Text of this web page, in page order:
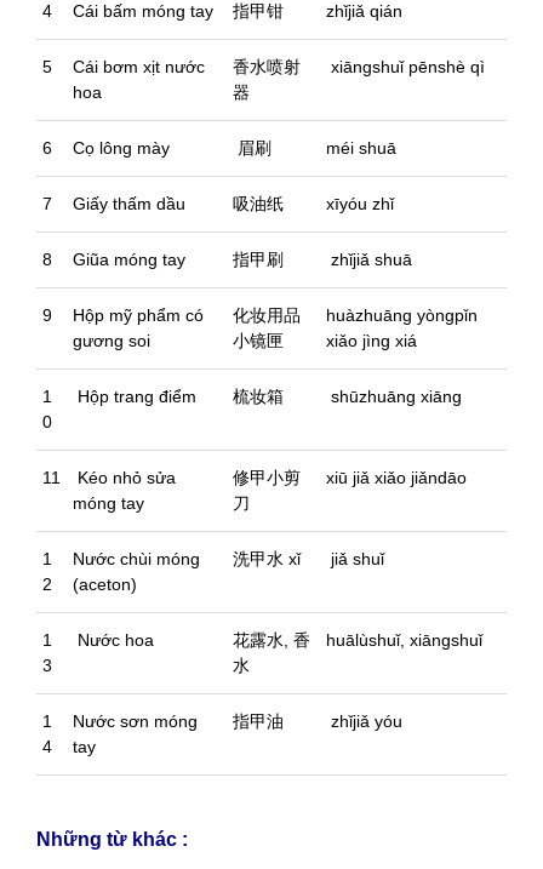
4 Cái bấm móng tay 指甲钳 zhǐjiǎ qián
5
Cái bơm xịt nước
hoa
香水喷射
器
xiāngshuǐ pēnshè qì
6 Cọ lông mày 眉刷 méi shuā
7 Giấy thấm dầu 吸油纸 xīyóu zhǐ
8 Giũa móng tay 指甲刷 zhǐjiǎ shuā
9
Hộp mỹ phẩm có
gương soi
化妆用品
小镜匣
huàzhuāng yòngpǐn
xiǎo jìng xiá
1
0
Hộp trang điểm 梳妆箱 shūzhuāng xiāng
11
Kéo nhỏ sửa
móng tay
修甲小剪
刀
xiū jiǎ xiǎo jiǎndāo
1
2
Nước chùi móng
(aceton)
洗甲水 xǐ jiǎ shuǐ
1
3
Nước hoa
花露水, 香
水
huālùshuǐ, xiāngshuǐ
1
4
Nước sơn móng
tay
指甲油 zhǐjiǎ yóu
Những từ khác :